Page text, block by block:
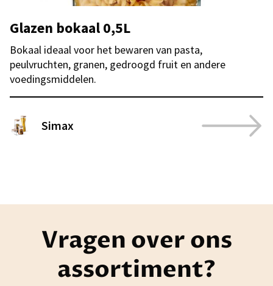
Glazen bokaal 0,5L
Bokaal ideaal voor het bewaren van pasta,
peulvruchten, granen, gedroogd fruit en andere
voedingsmiddelen.
Simax
Vragen over ons
assortiment?